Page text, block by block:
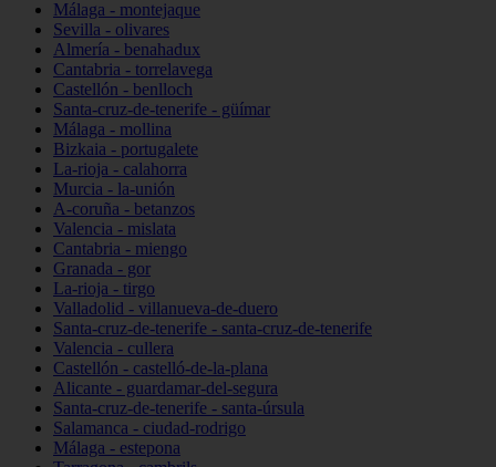
Málaga - montejaque
Sevilla - olivares
Almería - benahadux
Cantabria - torrelavega
Castellón - benlloch
Santa-cruz-de-tenerife - güímar
Málaga - mollina
Bizkaia - portugalete
La-rioja - calahorra
Murcia - la-unión
A-coruña - betanzos
Valencia - mislata
Cantabria - miengo
Granada - gor
La-rioja - tirgo
Valladolid - villanueva-de-duero
Santa-cruz-de-tenerife - santa-cruz-de-tenerife
Valencia - cullera
Castellón - castelló-de-la-plana
Alicante - guardamar-del-segura
Santa-cruz-de-tenerife - santa-úrsula
Salamanca - ciudad-rodrigo
Málaga - estepona